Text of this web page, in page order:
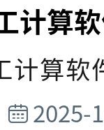
计算
计算软
2025-